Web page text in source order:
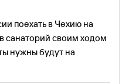
поехать в Чехию на
санаторий своим ходом
нужны будут на